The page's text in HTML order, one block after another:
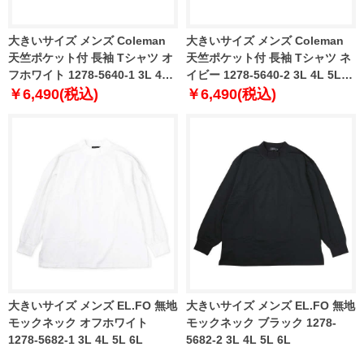
大きいサイズ メンズ Coleman
天竺ポケット付 長袖 Tシャツ オ
フホワイト 1278-5640-1 3L 4L
5L 6L
￥6,490(税込)
大きいサイズ メンズ Coleman
天竺ポケット付 長袖 Tシャツ ネ
イビー 1278-5640-2 3L 4L 5L
6L
￥6,490(税込)
大きいサイズ メンズ EL.FO 無地
モックネック オフホワイト
1278-5682-1 3L 4L 5L 6L
大きいサイズ メンズ EL.FO 無地
モックネック ブラック 1278-
5682-2 3L 4L 5L 6L